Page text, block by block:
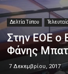
Δελτία Τύπου
Στην ΕΟΕ ο
Φάνης
7 Δεκεμβρίου, 2017